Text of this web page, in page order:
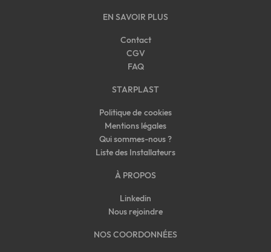
EN SAVOIR PLUS
Contact
CGV
FAQ
STARPLAST
Politique de cookies
Mentions légales
Qui sommes-nous?
Liste des Installateurs
À PROPOS
Linkedin
Nous rejoindre
NOS COORDONNÉES